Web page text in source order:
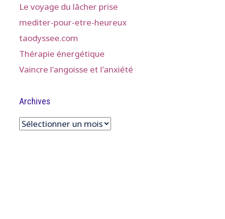
Le voyage du lâcher prise
mediter-pour-etre-heureux
taodyssee.com
Thérapie énergétique
Vaincre l'angoisse et l'anxiété
Archives
Archives